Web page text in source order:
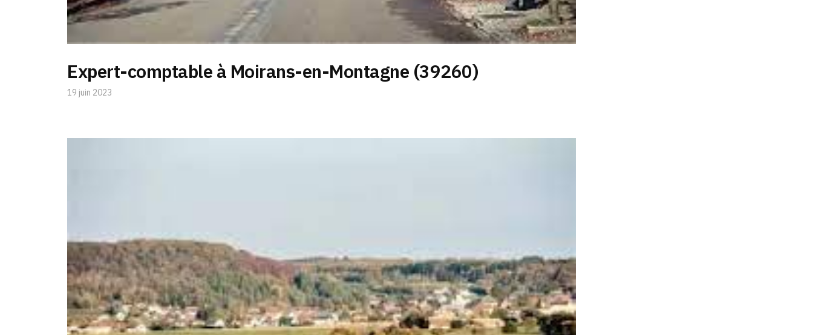
Expert-comptable à Moirans-en-Montagne (39260)
19 juin 2023